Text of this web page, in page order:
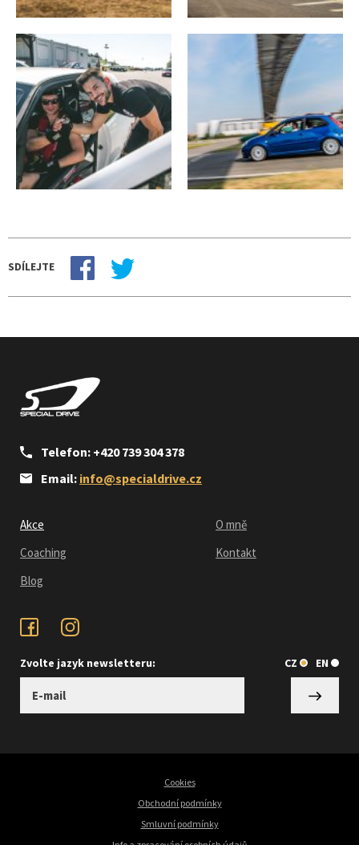
SDÍLEJTE
Telefon: +420 739 304 378
Email: info@specialdrive.cz
Akce
Coaching
Blog
O mně
Kontakt
Zvolte jazyk newsletteru: CZ EN
Cookies
Obchodní podmínky
Smluvní podmínky